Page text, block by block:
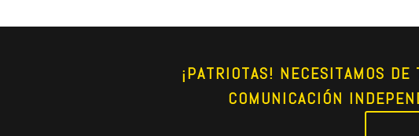
¡PATRIOTAS! NECESITAMOS
COMUNICACIÓN